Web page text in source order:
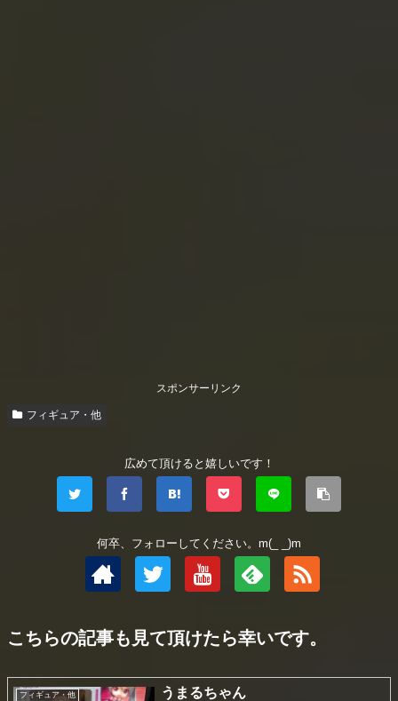
スポンサーリンク
フィギュア・他
広めて頂けると嬉しいです！
何卒、フォローしてください。m(_ _)m
こちらの記事も見て頂けたら幸いです。
フィギュア・他 うまるちゃん